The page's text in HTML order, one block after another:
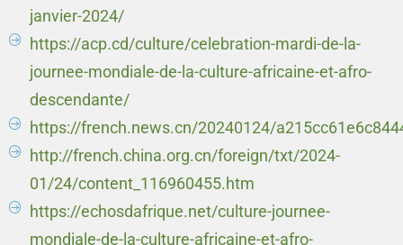
janvier-2024/
https://acp.cd/culture/celebration-mardi-de-la-
journee-mondiale-de-la-culture-africaine-et-afro-
descendante/
https://french.news.cn/20240124/
http://french.china.org.cn/foreign/txt/2024-
01/24/content_116960455.htm
https://echosdafrique.net/culture-journee-
mondiale-de-la-culture-africaine-et-afro-